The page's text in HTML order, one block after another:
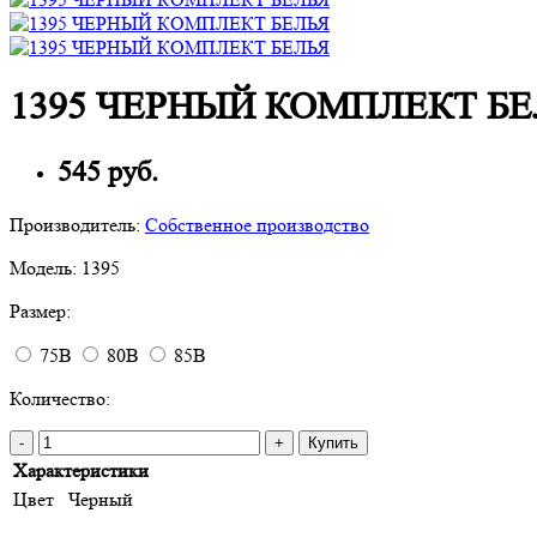
1395 ЧЕРНЫЙ КОМПЛЕКТ
545 руб.
Производитель: Собственное производство
Модель: 1395
Размер:
75B
80B
85B
Количество:
- + Купить
Характеристики
Цвет
Черный